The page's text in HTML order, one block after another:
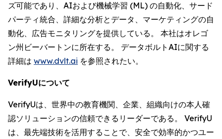
ズ可能であり、AIおよび機械学習 (ML) の自動化、サード
パーティ統合、詳細な分析とデータ、マーケティングの自
動化、広告モニタリングを提供している。 本社はオレゴ
ン州ビーバートンに所在する。 データボルトAIに関する
詳細は www.dvlt.ai を参照されたい。
VerifyUについて
VerifyUは、世界中の教育機関、企業、組織向けの本人確
認ソリューションの信頼できるリーダーである。 VerifyU
は、最先端技術を活用することで、安全で効率的かつユー